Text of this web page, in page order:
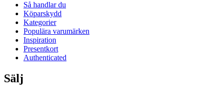
Så handlar du
Köparskydd
Kategorier
Populära varumärken
Inspiration
Presentkort
Authenticated
Sälj